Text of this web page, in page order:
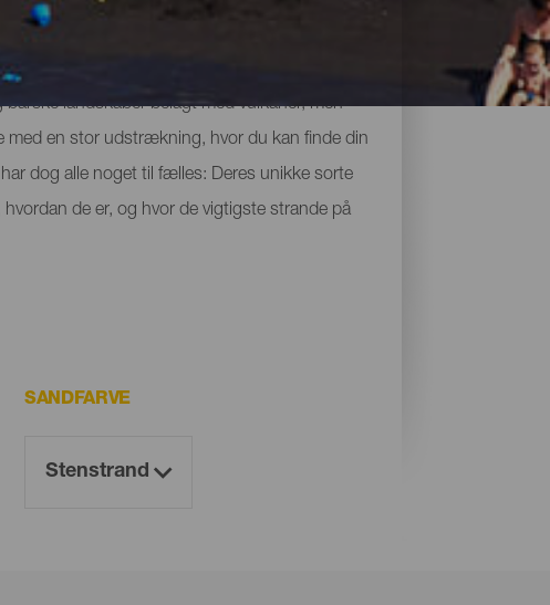
landskaber belagt med vulkaner, men
med en stor udstrækning, hvor du kan finde din
dog alle noget til fælles: Deres unikke sorte
de er, og hvor de vigtigste strande på
SANDFARVE